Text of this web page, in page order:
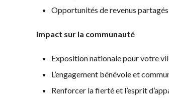
Championnats
Championnat
2025 présenté par
HearingLife
L’album photo du
Championnat
Opportunités de revenus
Impact sur la communauté
Exposition nationale pour votre
L’engagement bénévole et
Renforcer la fierté et l’esprit